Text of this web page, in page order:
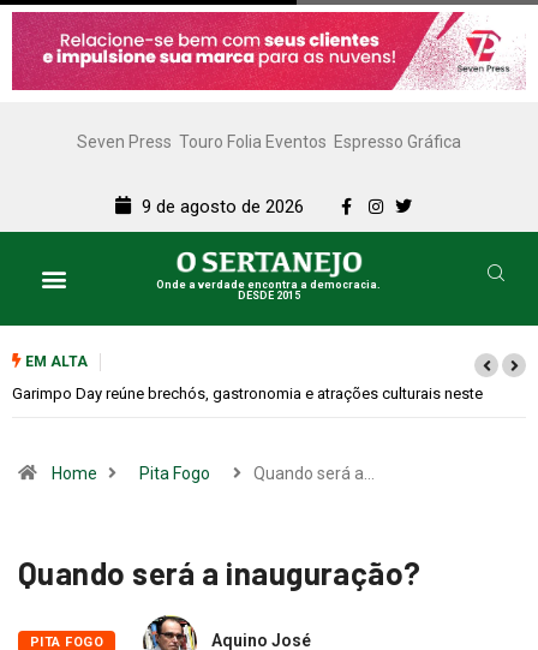
Seven Press Touro Folia Eventos Espresso Gráfica
9 de agosto de 2026
Onde a verdade encontra a democracia.
DESDE 2015
EM ALTA
Bugonia transforma paranoia e conspiração em um suspense imprevisível
Home Pita Fogo Quando será a…
Quando será a inauguração?
PITA FOGO Aquino José